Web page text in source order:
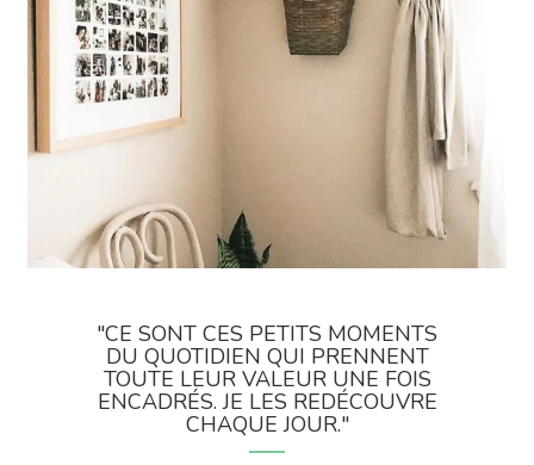
"CE SONT CES PETITS MOMENTS
DU QUOTIDIEN QUI PRENNENT
TOUTE LEUR VALEUR UNE FOIS
ENCADRÉS. JE LES REDÉCOUVRE
CHAQUE JOUR."